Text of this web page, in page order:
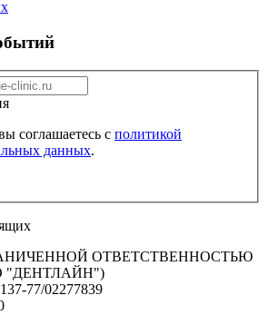
соглашаетесь с политикой
данных.
ОТВЕТСТВЕННОСТЬЮ
"ДЕНТЛАЙН")
77/02277839